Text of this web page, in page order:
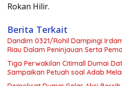
Rokan Hilir.
Berita Terkait
Dandim 0321/Rohil Dampingi
Riau Dalam Peninjauan Serta
Tiga Perwakilan Citimall Dumai
Sampaikan Petuah soal Adab